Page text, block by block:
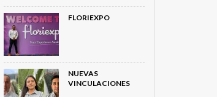
FLORIEXPO
NUEVAS
VINCULACIONES